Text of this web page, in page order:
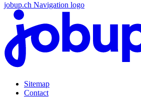
jobup.ch Navigation logo
Sitemap
Contact